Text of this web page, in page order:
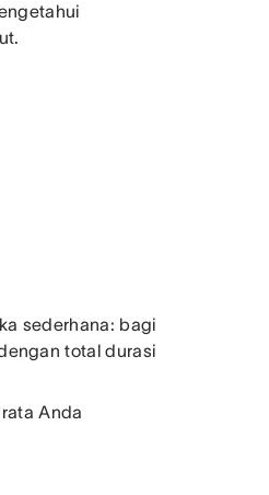
sederhana: bagi
total durasi
Anda